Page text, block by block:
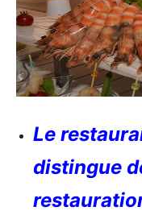
Le
distingue